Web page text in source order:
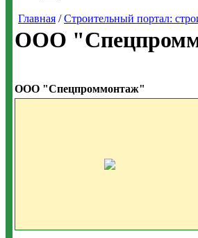
Главная /Строительный портал:
ООО
ООО "Спецпроммонтаж"